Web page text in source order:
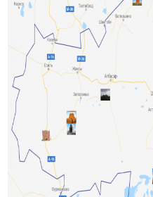
Государственные закупки
Контакты